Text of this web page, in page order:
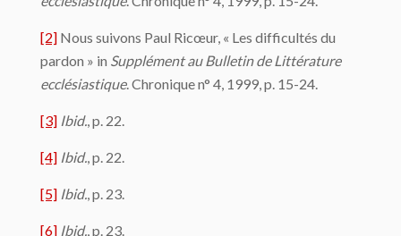
[2] Nous suivons Paul Ricœur, « Les difficultés du
pardon » in Supplément au Bulletin de Littérature
ecclésiastique. Chronique n° 4, 1999, p. 15-24.
[3] Ibid. , p. 22.
[4] Ibid. , p. 22.
[5] Ibid. , p. 23.
[6] Ibid. , p. 23.